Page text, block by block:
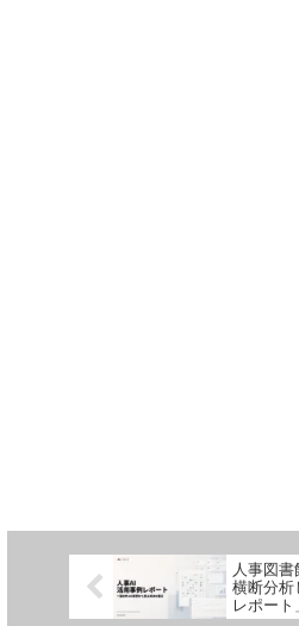
人事図
横断分析
レポート